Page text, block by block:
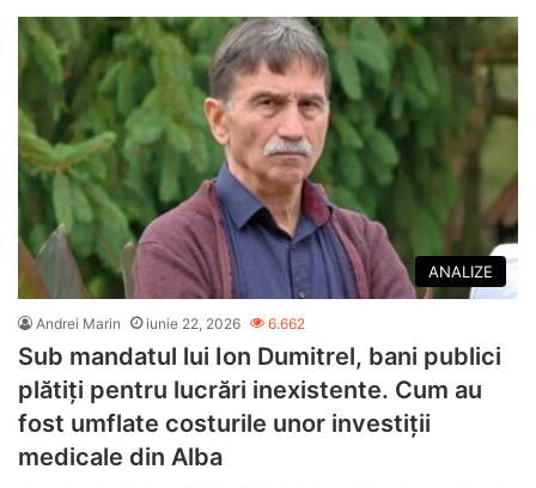
ANALIZE
Andrei Marin iunie 22, 2026 6.662
Sub mandatul lui Ion Dumitrel, bani publici
plătiți pentru lucrări inexistente. Cum au
fost umflate costurile unor investiții
medicale din Alba